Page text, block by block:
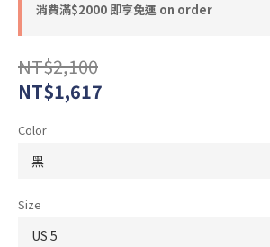
消費滿$2000 即享免運 on order
NT$2,100
NT$1,617
Color
Size